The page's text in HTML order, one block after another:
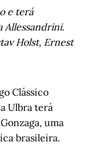
e terá
Allessandrini.
Holst, Ernest
Clássico
Ulbra terá
uma
brasileira.